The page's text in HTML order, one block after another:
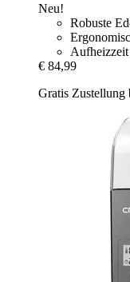
Neu!
Robuste
Aufheizzeit
€ 84,99
Gratis Zustellung